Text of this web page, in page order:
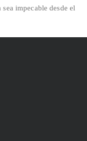
impecable desde el